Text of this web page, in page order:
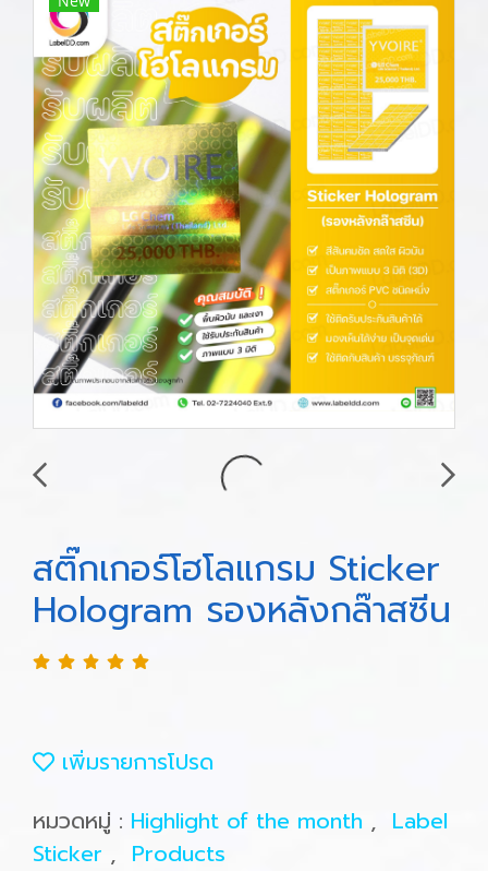
สติ๊กเกอร์โฮโลแกรม Sticker
Hologram รองหลังกล๊าสซีน
เพิ่มรายการโปรด
หมวดหมู่ : Highlight of the month , Label
Sticker , Products